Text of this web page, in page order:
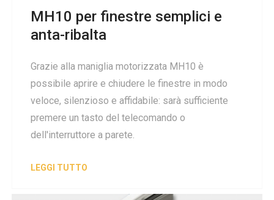
MH10 per finestre semplici e
anta-ribalta
Grazie alla maniglia motorizzata MH10 è
possibile aprire e chiudere le finestre in modo
veloce, silenzioso e affidabile: sarà sufficiente
premere un tasto del telecomando o
dell'interruttore a parete.
LEGGI TUTTO